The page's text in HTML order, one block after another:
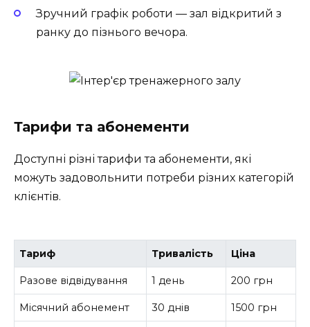
Зручний графік роботи — зал відкритий з
ранку до пізнього вечора.
Тарифи та абонементи
Доступні різні тарифи та абонементи, які
можуть задовольнити потреби різних категорій
клієнтів.
Тариф Тривалість Ціна
Разове відвідування 1 день 200 грн
Місячний абонемент 30 днів 1500 грн